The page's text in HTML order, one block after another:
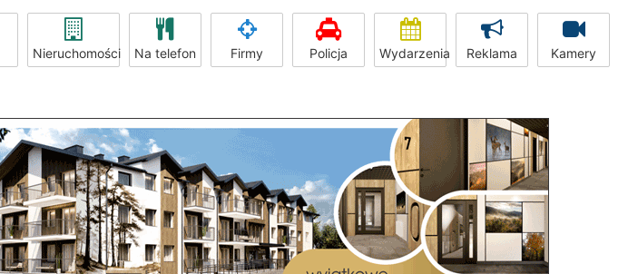
Nieruchomości Na telefon Firmy Policja Wydarzenia Reklama Kamery